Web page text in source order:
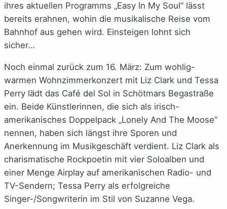
ihres aktuellen Programms „Easy In My Soul“ lässt
bereits erahnen, wohin die musikalische Reise vom
Bahnhof aus gehen wird. Einsteigen lohnt sich
sicher…
Noch einmal zurück zum 16. März: Zum wohlig-
warmen Wohnzimmerkonzert mit Liz Clark und Tessa
Perry lädt das Café del Sol in Schötmars Begastraße
ein. Beide Künstlerinnen, die sich als irisch-
amerikanisches Doppelpack „Lonely And The Moose“
nennen, haben sich längst ihre Sporen und
Anerkennung im Musikgeschäft verdient. Liz Clark als
charismatische Rockpoetin mit vier Soloalben und
einer Menge Airplay auf amerikanischen Radio- und
TV-Sendern; Tessa Perry als erfolgreiche
Singer-/Songwriterin im Stil von Suzanne Vega.